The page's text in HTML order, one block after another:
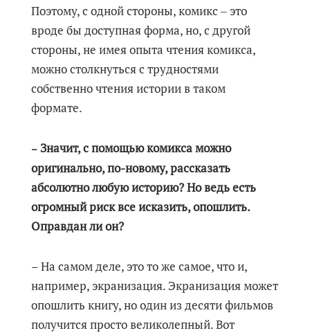
Поэтому, с одной стороны, комикс ‒ это
вроде бы доступная форма, но, с другой
стороны, не имея опыта чтения комикса,
можно столкнуться с трудностями
собственно чтения истории в таком
формате.
–Значит, с помощью комикса можно
оригинально, по-новому, рассказать
абсолютно любую историю? Но ведь есть
огромный риск все исказить, опошлить.
Оправдан ли он?
– На самом деле, это то же самое, что и,
например, экранизация. Экранизация может
опошлить книгу, но один из десяти фильмов
получится просто великолепный. Вот